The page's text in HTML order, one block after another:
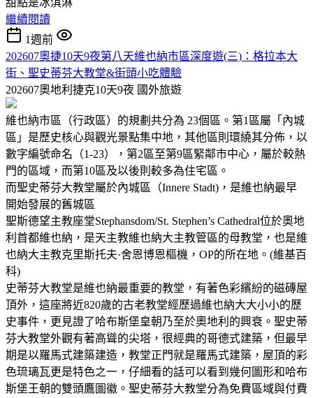
繼續閱讀
1週前
202607奧捷10天9夜第八天維也納市區深度遊(三)：格拉本大
街、聖史蒂芬大教堂&街頭小吃體驗
202607奧地利捷克10天9夜 國外旅遊
維也納市區（行政區）的規劃共分為 23個區。第1區屬「內城
區」是歷史核心與觀光景點集中地，其他區則環繞其分佈，以
數字編號命名（1-23），第2區至第9區緊鄰市中心，屬於較熱
門的區域，而第10區及以後則較多為住宅區。
而聖史蒂芬大教堂屬於內城區（Innere Stadt)，是維也納最早
開始發展的舊城區
聖斯德望主教座堂Stephansdom/St. Stephen’s Cathedral位於奧地
利首都維也納，是天主教維也納大主教管區的母教堂，也是維
也納大主教克里斯托夫·舍恩博恩樞機，OP的所在地。(維基百
科)
史蒂芬大教堂是維也納最重要的教堂，有著色彩繽紛的磁磚屋
頂外，這座將近820歲的古老教堂經歷過維也納大大小小的歷
史事件，更見證了哈布斯堡皇朝乃至於奧地利的興衰。聖史蒂
芬大教堂外觀有著高聳的尖塔，很經典的哥德式建築，但最早
期是以羅馬式建築建造，教堂正門就是羅馬式建築，屋頂的彩
色琉璃瓦更是特色之一，仔細看的話可以看到幾何圖形和哈布
斯堡王朝的雙頭鷹圖徽。聖史蒂芬大教堂分為免費區域與付費